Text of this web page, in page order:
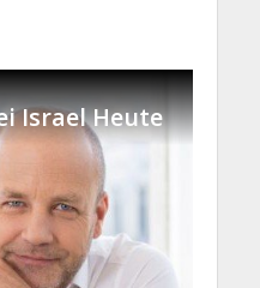
Israel Heute